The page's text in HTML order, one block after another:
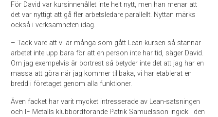
För David var kursinnehållet inte helt nytt, men han menar att
det var nyttigt att gå fler arbetsledare parallellt. Nyttan märks
också i verksamheten idag.
– Tack vare att vi är många som gått Lean-kursen så stannar
arbetet inte upp bara för att en person inte har tid, säger David.
Om jag exempelvis är bortrest så betyder inte det att jag har en
massa att göra när jag kommer tillbaka, vi har etablerat en
bredd i företaget genom alla funktioner.
Även facket har varit mycket intresserade av Lean-satsningen
och IF Metalls klubbordförande Patrik Samuelsson ingick i den